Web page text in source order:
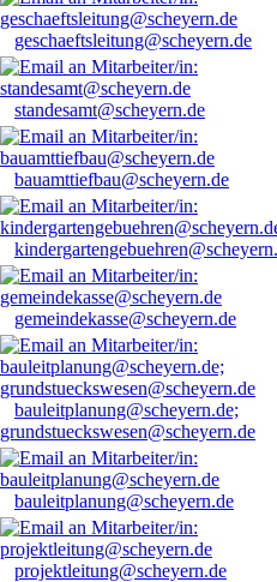
geschaeftsleitung@scheyern.de
standesamt@scheyern.de
bauamttiefbau@scheyern.de
gemeindekasse@scheyern.de
bauleitplanung@scheyern.de;
grundstueckswesen@scheyern.de
bauleitplanung@scheyern.de
projektleitung@scheyern.de